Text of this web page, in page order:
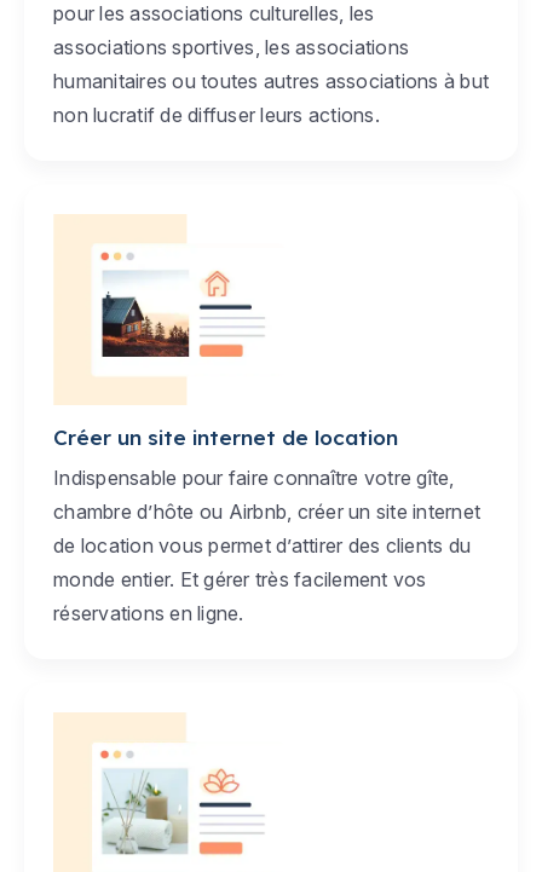
pour les associations culturelles, les
associations sportives, les associations
humanitaires ou toutes autres associations à but
non lucratif de diffuser leurs actions.
Créer un site internet de location
Indispensable pour faire connaître votre gîte,
chambre d’hôte ou Airbnb, créer un site internet
de location vous permet d’attirer des clients du
monde entier. Et gérer très facilement vos
réservations en ligne.